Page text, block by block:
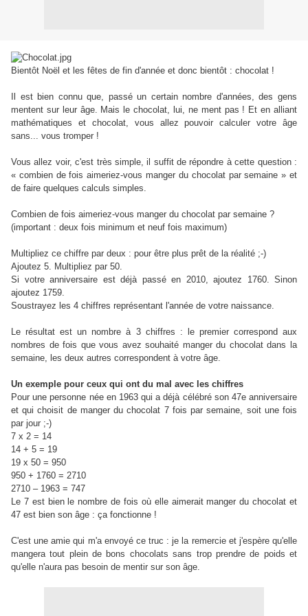
Bientôt Noël et les fêtes de fin d'année et donc bientôt : chocolat !
Il est bien connu que, passé un certain nombre d'années, des gens
mentent sur leur âge. Mais le chocolat, lui, ne ment pas ! Et en alliant
mathématiques et chocolat, vous allez pouvoir calculer votre âge
sans... vous tromper !
Vous allez voir, c'est très simple, il suffit de répondre à cette question :
« combien de fois aimeriez-vous manger du chocolat par semaine » et
de faire quelques calculs simples.
Combien de fois aimeriez-vous manger du chocolat par semaine ?
(important : deux fois minimum et neuf fois maximum)
Multipliez ce chiffre par deux : pour être plus prêt de la réalité ;-)
Ajoutez 5. Multipliez par 50.
Si votre anniversaire est déjà passé en 2010, ajoutez 1760. Sinon
ajoutez 1759.
Soustrayez les 4 chiffres représentant l'année de votre naissance.
Le résultat est un nombre à 3 chiffres : le premier correspond aux
nombres de fois que vous avez souhaité manger du chocolat dans la
semaine, les deux autres correspondent à votre âge.
Un exemple pour ceux qui ont du mal avec les chiffres
Pour une personne née en 1963 qui a déjà célébré son 47e anniversaire
et qui choisit de manger du chocolat 7 fois par semaine, soit une fois
par jour ;-)
7 x 2 = 14
14 + 5 = 19
19 x 50 = 950
950 + 1760 = 2710
2710 – 1963 = 747
Le 7 est bien le nombre de fois où elle aimerait manger du chocolat et
47 est bien son âge : ça fonctionne !
C'est une amie qui m'a envoyé ce truc : je la remercie et j'espère qu'elle
mangera tout plein de bons chocolats sans trop prendre de poids et
qu'elle n'aura pas besoin de mentir sur son âge.